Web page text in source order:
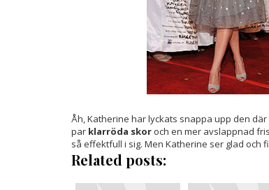
Åh, Katherine har lyckats snappa upp den där
par klarröda skor och en mer avslappnad
så effektfull i sig. Men Katherine ser glad och
Related posts: